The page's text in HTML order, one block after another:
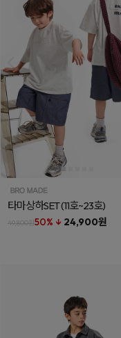
타마상하SET(11호~23호)
49,800원50% ↓ 24,900원